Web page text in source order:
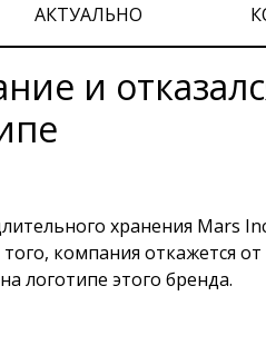
АКТУАЛЬНО
и
хранения Mars
компания откажется
логотипе этого бренда.